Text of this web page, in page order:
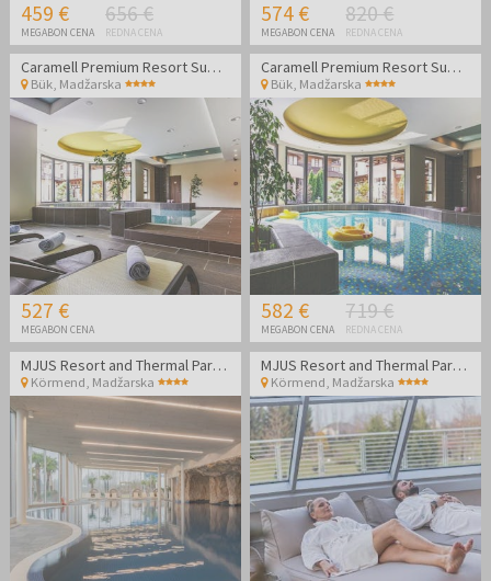
459 €
MEGABON CENA
656 €
REDNA CENA
574 €
MEGABON CENA
820 €
REDNA CENA
Caramell Premium Resort Superior - Wellness oddih
Bük, Madžarska
527 €
MEGABON CENA
Caramell Premium Resort Superior - Wellness oddih
Bük, Madžarska
582 €
MEGABON CENA
719 €
REDNA CENA
MJUS Resort and Thermal Park - Luksuzni wellness oddih
Körmend, Madžarska
MJUS Resort and Thermal Park - Luksuzni wellness oddih
Körmend, Madžarska